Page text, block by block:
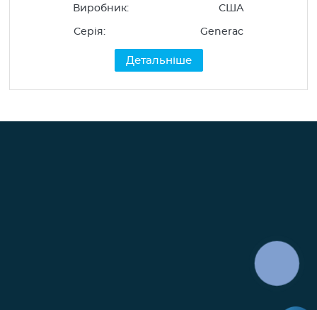
Альтернативна енергетика
Виробник: США
Серія: Generac
Детальніше